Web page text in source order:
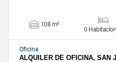
108 m²
0
Oficina
ALQUILER DE OFICINA, SAN